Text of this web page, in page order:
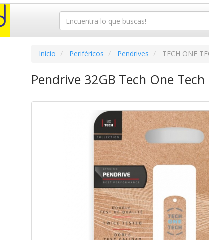
Inicio Periféricos Pendrives TECH ONE
Pendrive 32GB Tech One